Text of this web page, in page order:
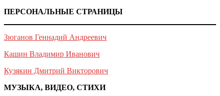
ПЕРСОНАЛЬНЫЕ СТРАНИЦЫ
Зюганов Геннадий Андреевич
Кашин Владимир Иванович
Кузякин Дмитрий Викторович
МУЗЫКА, ВИДЕО, СТИХИ